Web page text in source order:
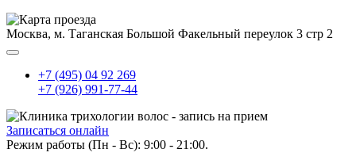
Москва, м. Таганская Большой Факельный переулок 3 стр 2
+7 (495) 04 92 269
+7 (926) 991-77-44
Записаться онлайн
Режим работы (Пн - Вс): 9:00 - 21:00.